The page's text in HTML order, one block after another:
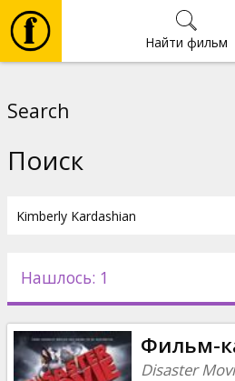
Найти фильм
Новости
Подарки
Search
Поиск
Нашлось: 1
Фильм-
Disaster